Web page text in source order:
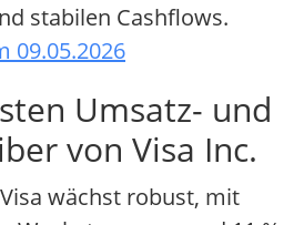
stabilen Cashflows.
09.05.2026
Umsatz- und
von Visa Inc.
wächst robust, mit